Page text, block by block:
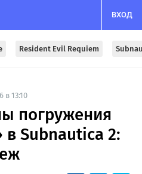
ВХОД
Resident Evil Requiem
в 13:10
погружения
в Subnautica 2: